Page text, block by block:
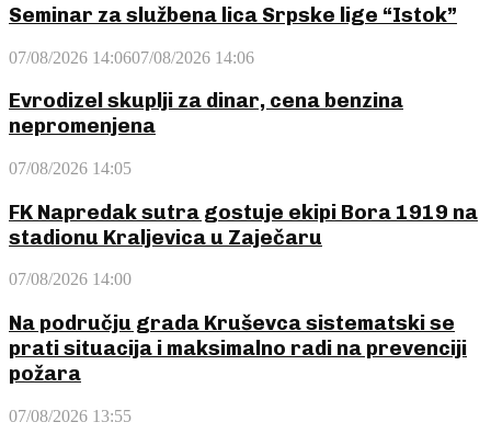
Seminar za službena lica Srpske lige “Istok”
07/08/2026 14:0607/08/2026 14:06
Evrodizel skuplji za dinar, cena benzina
nepromenjena
07/08/2026 14:05
FK Napredak sutra gostuje ekipi Bora 1919 na
stadionu Kraljevica u Zaječaru
07/08/2026 14:00
Na području grada Kruševca sistematski se
prati situacija i maksimalno radi na prevenciji
požara
07/08/2026 13:55